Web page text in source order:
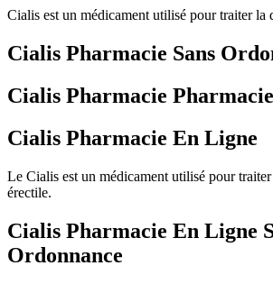
Cialis est un médicament utilisé pour traiter la
Cialis Pharmacie Sans
Cialis Pharmacie
Cialis Pharmacie En Ligne
Le Cialis est un médicament utilisé pour
érectile.
Cialis Pharmacie En Ligne
Ordonnance